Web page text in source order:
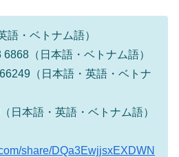
語・ベトナム語）
（日本語・ベトナム語）
（日本語・英語・ベトナ
日本語・英語・ベトナム語）
share/DQa3EwjjsxEXDWN